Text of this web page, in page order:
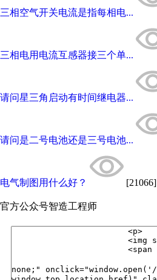
三相空气开关电流是指每相电...
三相电用电流互感器接三个单...
请问星三角启动有时间继电器...
请问是二号电池还是三号电池...
电气制图用什么好？ [21066]
官方公众号智造工程师